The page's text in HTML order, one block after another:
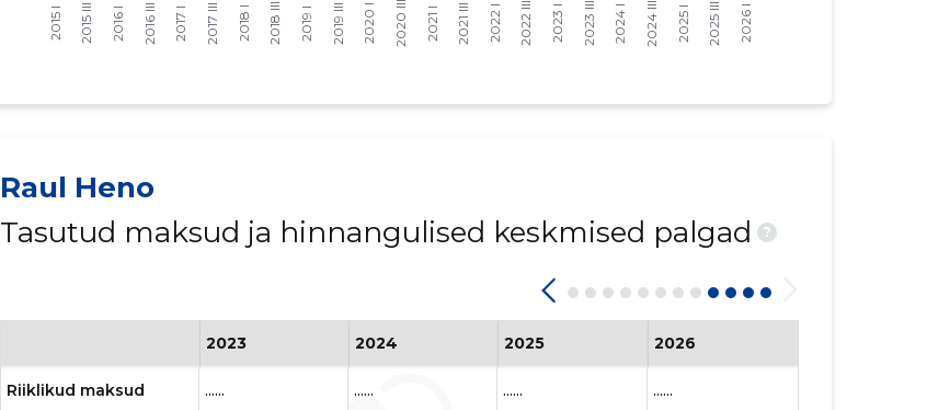
Raul Heno
Tasutud maksud ja hinnangulised keskmised palgad
?
2023 2024 2025 2026
Riiklikud maksud ...... ...... ...... ......